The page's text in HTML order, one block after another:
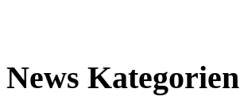
News Kategorien